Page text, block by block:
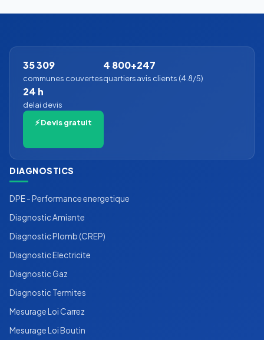
35 309
communes couvertes
4 800+
quartiers
247
avis clients (4.8/5)
24 h
delai devis
⚡ Devis gratuit
DIAGNOSTICS
DPE - Performance energetique
Diagnostic Amiante
Diagnostic Plomb (CREP)
Diagnostic Electricite
Diagnostic Gaz
Diagnostic Termites
Mesurage Loi Carrez
Mesurage Loi Boutin